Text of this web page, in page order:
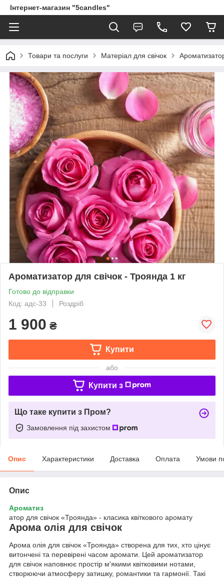
Інтернет-магазин "5candles"
Товари та послуги Матеріал для свічок
Ароматизатор для свічок - Троянда 1 кг
Готово до відправки
Код: адс-33
Роздріб
1 900 ₴
Купити
або
Купити з
Що таке купити з Пром?
Замовлення під захистом
Опис Характеристики Доставка Оплата Умови
Опис
Ароматиз
атор для свічок «Троянда» - класика квіткового аромату
Арома олія для свічок
Арома олія для свічок «Троянда» створена для тих, хто цінує
витончені та перевірені часом аромати. Цей ароматизатор
для свічок наповнює простір м'якими квітковими нотами,
створюючи атмосферу затишку, романтики та гармонії. Такі